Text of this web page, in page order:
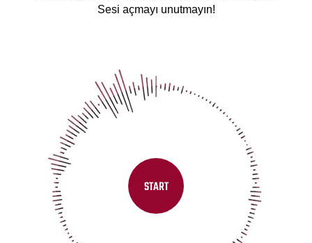
Sesi açmayı unutmayın!
START